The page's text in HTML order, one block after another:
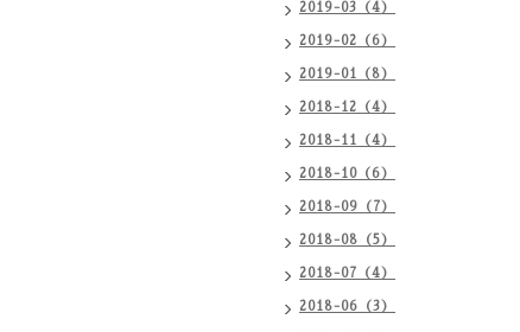
2019-03（4）
2019-02（6）
2019-01（8）
2018-12（4）
2018-11（4）
2018-10（6）
2018-09（7）
2018-08（5）
2018-07（4）
2018-06（3）